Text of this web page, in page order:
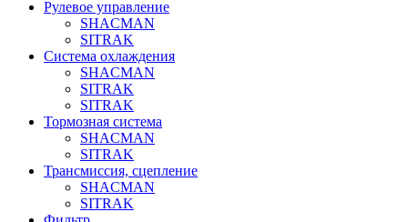
Рулевое управление
SHACMAN
SITRAK
Система охлаждения
SHACMAN
SITRAK
SITRAK
Тормозная система
SHACMAN
SITRAK
Трансмиссия, сцепление
SHACMAN
SITRAK